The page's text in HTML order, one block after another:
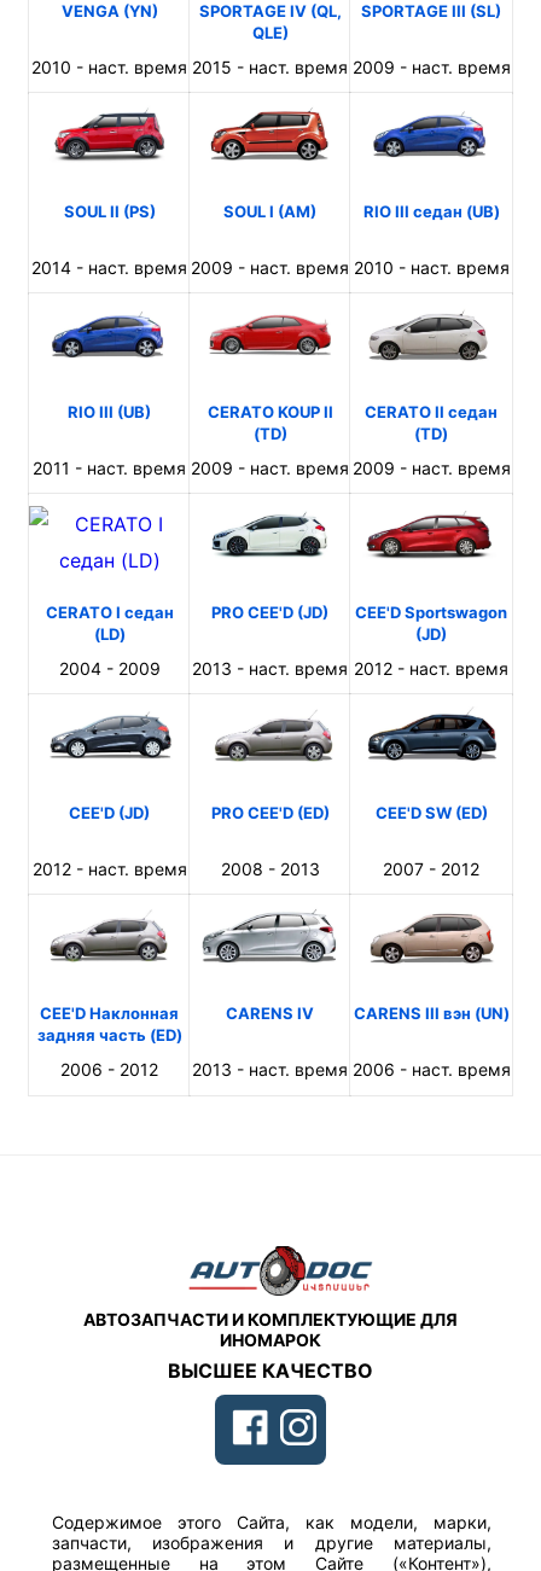
VENGA (YN)
2010 - наст. время
SPORTAGE IV (QL,
QLE)
2015 - наст. время
SPORTAGE III (SL)
2009 - наст. время
SOUL II (PS)
2014 - наст. время
SOUL I (AM)
2009 - наст. время
RIO III седан (UB)
2010 - наст. время
RIO III (UB)
2011 - наст. время
CERATO KOUP II
(TD)
2009 - наст. время
CERATO II седан
(TD)
2009 - наст. время
CERATO I седан
(LD)
2004 - 2009
PRO CEE'D (JD)
2013 - наст. время
CEE'D Sportswagon
(JD)
2012 - наст. время
CEE'D (JD)
2012 - наст. время
PRO CEE'D (ED)
2008 - 2013
CEE'D SW (ED)
2007 - 2012
CEE'D Наклонная
задняя часть (ED)
2006 - 2012
CARENS IV
2013 - наст. время
CARENS III вэн (UN)
2006 - наст. время
АВТОЗАПЧАСТИ И КОМПЛЕКТУЮЩИЕ ДЛЯ
ИНОМАРОК
ВЫСШЕЕ КАЧЕСТВО
Содержимое этого Сайта, как модели, марки,
запчасти, изображения и другие материалы,
размещенные на этом Сайте («Контент»),